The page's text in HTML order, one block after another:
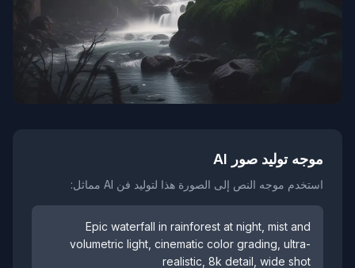
موجه توليد صور AI
استخدم موجه النص إلى الصورة هذا لتوليد فن AI مماثل:
Epic waterfall in rainforest at night, mist and
volumetric light, cinematic color grading, ultra-
realistic, 8k detail, wide shot